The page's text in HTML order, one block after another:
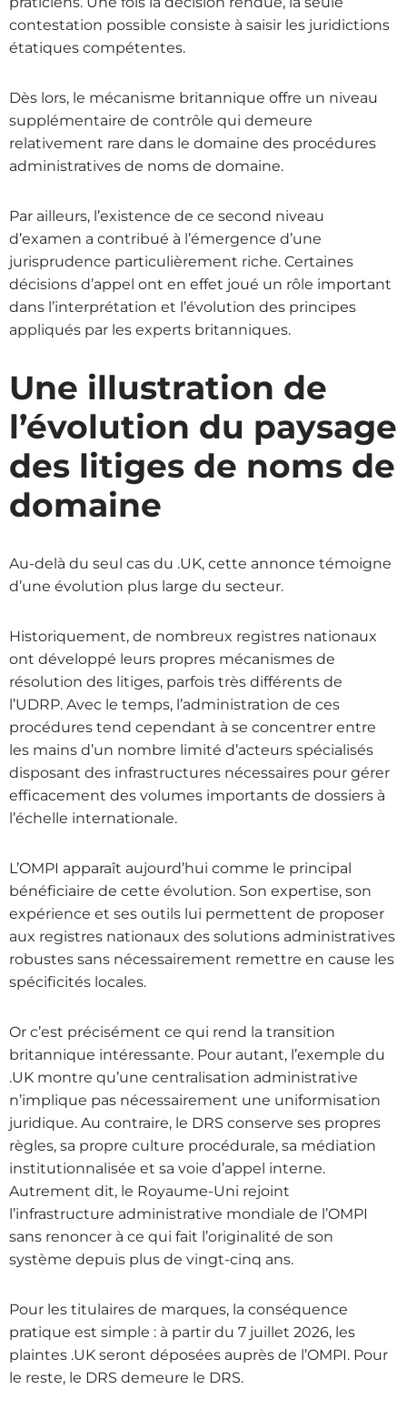
contestation possible consiste à saisir les juridictions
étatiques compétentes.
Dès lors, le mécanisme britannique offre un niveau
supplémentaire de contrôle qui demeure
relativement rare dans le domaine des procédures
administratives de noms de domaine.
Par ailleurs, l’existence de ce second niveau
d’examen a contribué à l’émergence d’une
jurisprudence particulièrement riche. Certaines
décisions d’appel ont en effet joué un rôle important
dans l’interprétation et l’évolution des principes
appliqués par les experts britanniques.
Une illustration de
l’évolution du paysage
des litiges de noms de
domaine
Au-delà du seul cas du .UK, cette annonce témoigne
d’une évolution plus large du secteur.
Historiquement, de nombreux registres nationaux
ont développé leurs propres mécanismes de
résolution des litiges, parfois très différents de
l’UDRP. Avec le temps, l’administration de ces
procédures tend cependant à se concentrer entre
les mains d’un nombre limité d’acteurs spécialisés
disposant des infrastructures nécessaires pour gérer
efficacement des volumes importants de dossiers à
l’échelle internationale.
L’OMPI apparaît aujourd’hui comme le principal
bénéficiaire de cette évolution. Son expertise, son
expérience et ses outils lui permettent de proposer
aux registres nationaux des solutions administratives
robustes sans nécessairement remettre en cause les
spécificités locales.
Or c’est précisément ce qui rend la transition
britannique intéressante. Pour autant, l’exemple du
.UK montre qu’une centralisation administrative
n’implique pas nécessairement une uniformisation
juridique. Au contraire, le DRS conserve ses propres
règles, sa propre culture procédurale, sa médiation
institutionnalisée et sa voie d’appel interne.
Autrement dit, le Royaume-Uni rejoint
l’infrastructure administrative mondiale de l’OMPI
sans renoncer à ce qui fait l’originalité de son
système depuis plus de vingt-cinq ans.
Pour les titulaires de marques, la conséquence
pratique est simple : à partir du 7 juillet 2026, les
plaintes .UK seront déposées auprès de l’OMPI. Pour
le reste, le DRS demeure le DRS.